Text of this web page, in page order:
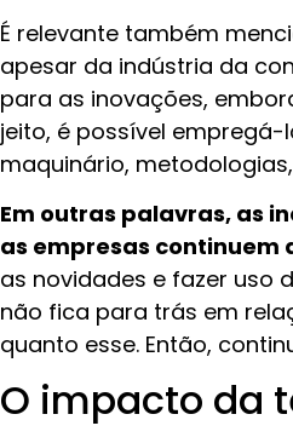
É relevante também
apesar da indústria da
para as inovações,
jeito, é possível
maquinário, metodologias,
Em outras palavras, as
as empresas continuem
as novidades e fazer uso
não fica para trás em
quanto esse. Então,
O impacto da